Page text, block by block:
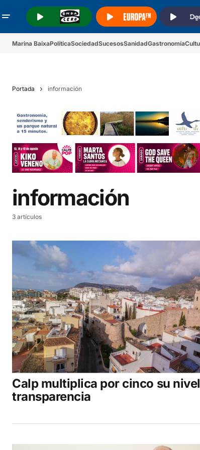
Marina BaixaPolíticaSociedadSucesosSanidadGastronomía
Portada información
información
3 artículos
Calp multiplica por cinco su
transparencia